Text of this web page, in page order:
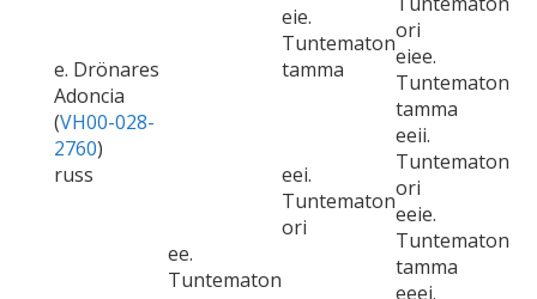
e. Drönares
Adoncia
(VH00-028-
2760)
russ
eie.
Tuntematon
tamma
ori
eiee.
Tuntematon
tamma
ee.
Tuntematon
eei.
Tuntematon
ori
eeii.
Tuntematon
ori
eeie.
Tuntematon
tamma
eeei.